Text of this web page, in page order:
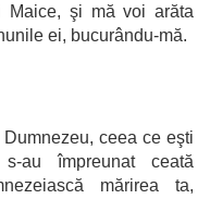
Maice, şi mă voi arăta
ei, bucurându-mă.
ceea ce eşti
au împreunat ceată
mărirea ta,